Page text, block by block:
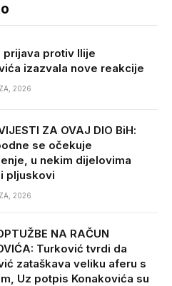
prijava protiv Ilije
izazvala nove reakcije
2026
ZA OVAJ DIO BiH:
se očekuje
u nekim dijelovima
pljuskovi
2026
NA RAČUN
Turković tvrdi da
zataškava veliku aferu s
Uz potpis Konakovića su